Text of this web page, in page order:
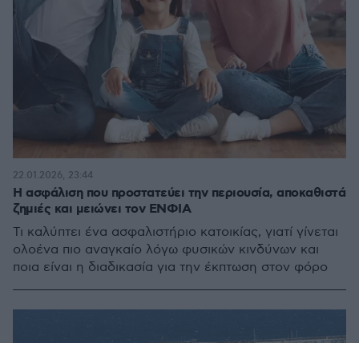
Η ασφάλιση που προστατεύει την περιουσία, αποκαθιστά
ζημιές και μειώνει τον ΕΝΦΙΑ
Τι καλύπτει ένα ασφαλιστήριο κατοικίας, γιατί γίνεται
ολοένα πιο αναγκαίο λόγω φυσικών κινδύνων και
ποια είναι η διαδικασία για την έκπτωση στον φόρο
22.01.2026, 23:44